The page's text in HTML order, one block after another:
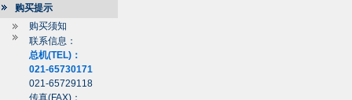
购买提示
购买须知
联系信息：
总机(TEL)：
021-65730171
021-65729118
传真(FAX)：